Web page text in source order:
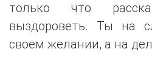
только что
выздороветь. Ты на
своем желании, а на